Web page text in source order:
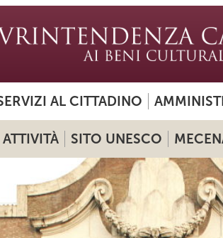
AL CITTADINO
ATTIVITÀ SITO UNESCO